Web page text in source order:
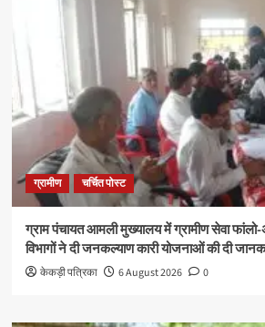
ग्रामीण चर्चित पोस्ट
ग्राम पंचायत आमली मुख्यालय में ग्रामीण सेवा
विभागों ने दी जनकल्याण कारी योजनाओं की दी
केकड़ी पत्रिका 6 August 2026 0